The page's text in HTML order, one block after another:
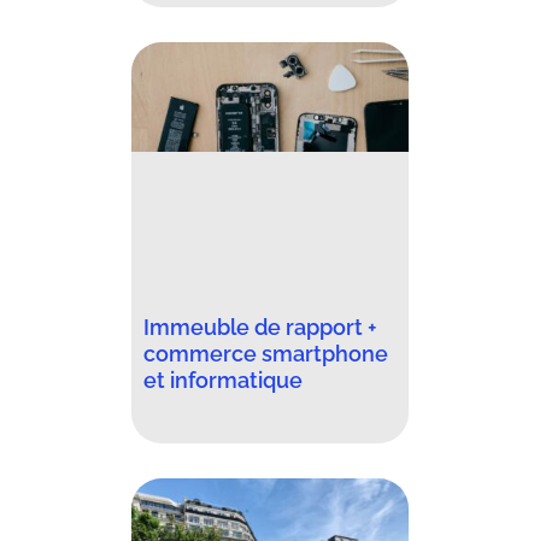
Immeuble de rapport +
commerce smartphone
et informatique